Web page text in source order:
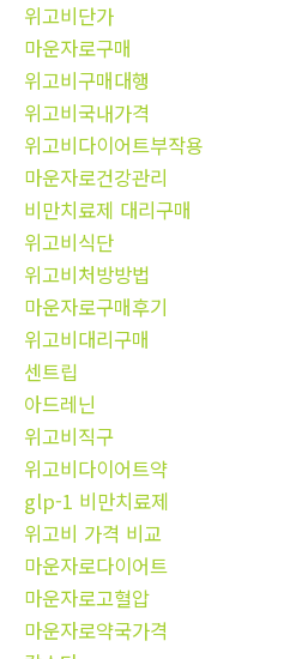
위고비단가
마운자로구매
위고비구매대행
위고비국내가격
위고비다이어트부작용
마운자로건강관리
비만치료제 대리구매
위고비식단
위고비처방방법
마운자로구매후기
위고비대리구매
센트립
아드레닌
위고비직구
위고비다이어트약
glp-1 비만치료제
위고비 가격 비교
마운자로다이어트
마운자로고혈압
마운자로약국가격